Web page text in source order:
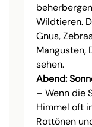
Wildtieren.
Gnus,
Mangusten,
sehen.
Abend:
– Wenn die
Himmel oft
Rottönen